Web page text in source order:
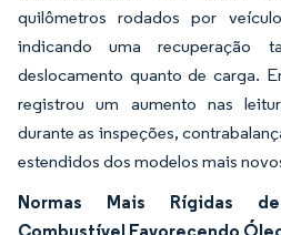
quilômetros rodados por
indicando uma recuperação
deslocamento quanto de carga.
registrou um aumento nas
durante as inspeções,
estendidos dos modelos mais
Normas Mais Rígidas
Combustível Favorecendo